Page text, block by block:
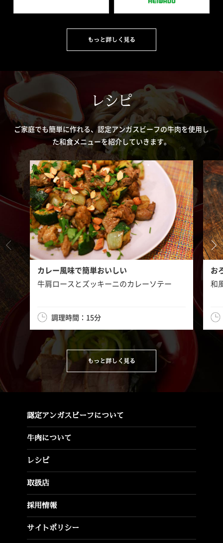
もっと詳しく見る
レシピ
ご家庭でも簡単に作れる、認定アンガスビーフの牛肉を使用し
た和食メニューを紹介していきます。
カレー風味で簡単おいしい
牛肩ロースとズッキーニのカレーソテー
調理時間：15分
お
和
もっと詳しく見る
認定アンガスビーフについて
牛肉について
レシピ
取扱店
採用情報
サイトポリシー